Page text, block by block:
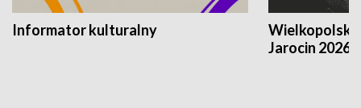
Informator kulturalny
Jarocin 2026